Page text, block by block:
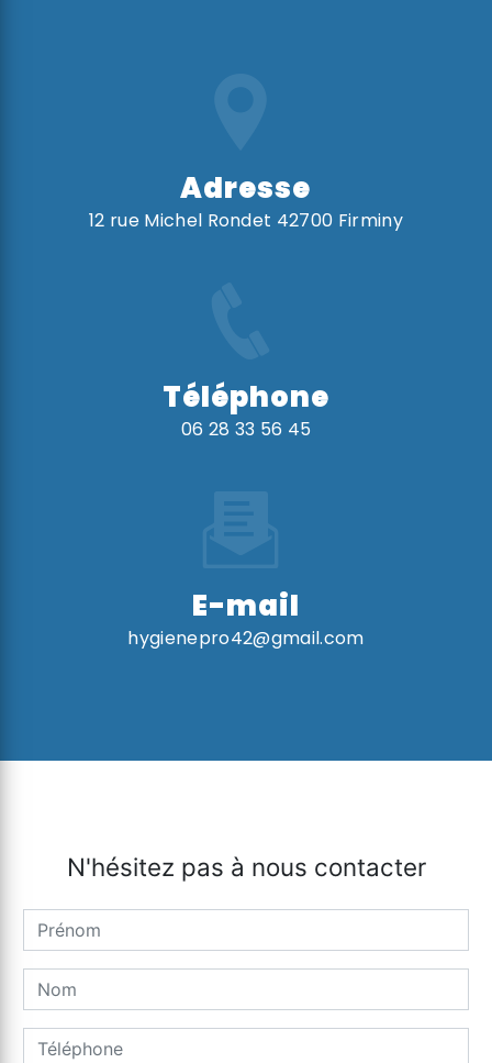
Adresse
12 rue Michel Rondet 42700 Firminy
Téléphone
06 28 33 56 45
E-mail
hygienepro42@gmail.com
N'hésitez pas à nous contacter